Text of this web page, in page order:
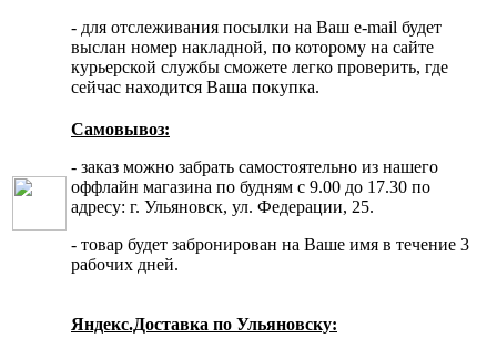
- для отслеживания посылки на Ваш e-mail будет
выслан номер накладной, по которому на сайте
курьерской службы сможете легко проверить, где
сейчас находится Ваша покупка.
Самовывоз:
- заказ можно забрать самостоятельно из нашего
оффлайн магазина по будням с 9.00 до 17.30 по
адресу: г. Ульяновск, ул. Федерации, 25.
- товар будет забронирован на Ваше имя в течение 3
рабочих дней.
Яндекс.Доставка по Ульяновску: